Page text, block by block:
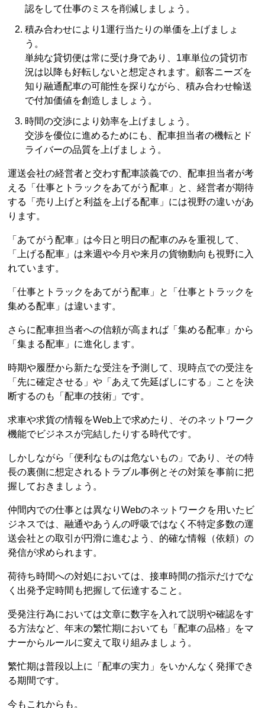
認をして仕事のミスを削減しましょう。
積み合わせにより1運行当たりの単価を上げましょ
う。
単純な貸切便は常に受け身であり、1車単位の貸切市
況は以降も好転しないと想定されます。顧客ニーズを
知り融通配車の可能性を探りながら、積み合わせ輸送
で付加価値を創造しましょう。
時間の交渉により効率を上げましょう。
交渉を優位に進めるためにも、配車担当者の機転とド
ライバーの品質を上げましょう。
運送会社の経営者と交わす配車談義での、配車担当者が考
える「仕事とトラックをあてがう配車」と、経営者が期待
する「売り上げと利益を上げる配車」には視野の違いがあ
ります。
「あてがう配車」は今日と明日の配車のみを重視して、
「上げる配車」は来週や今月や来月の貨物動向も視野に入
れています。
「仕事とトラックをあてがう配車」と「仕事とトラックを
集める配車」は違います。
さらに配車担当者への信頼が高まれば「集める配車」から
「集まる配車」に進化します。
時期や履歴から新たな受注を予測して、現時点での受注を
「先に確定させる」や「あえて先延ばしにする」ことを決
断するのも「配車の技術」です。
求車や求貨の情報をWeb上で求めたり、そのネットワーク
機能でビジネスが完結したりする時代です。
しかしながら「便利なものは危ないもの」であり、その特
長の裏側に想定されるトラブル事例とその対策を事前に把
握しておきましょう。
仲間内での仕事とは異なりWebのネットワークを用いたビ
ジネスでは、融通やあうんの呼吸ではなく不特定多数の運
送会社との取引が円滑に進むよう、的確な情報（依頼）の
発信が求められます。
荷待ち時間への対処においては、接車時間の指示だけでな
く出発予定時間も把握して伝達すること。
受発注行為においては文章に数字を入れて説明や確認をす
る方法など、年末の繁忙期においても「配車の品格」をマ
ナーからルールに変えて取り組みましょう。
繁忙期は普段以上に「配車の実力」をいかんなく発揮でき
る期間です。
今もこれからも。